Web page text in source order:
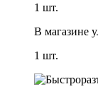
1 шт.
В магазине
1 шт.